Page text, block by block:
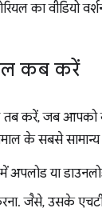
का वीडियो
कब करें
करें, जब आपको
के सबसे सामान्य
या
जैसे, उसके